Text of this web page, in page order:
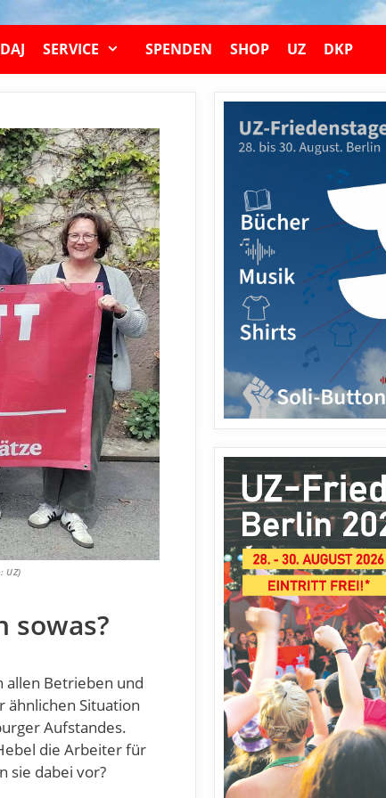
SERVICE SPENDEN SHOP UZ DKP
UZ)
sowas?
allen Betrieben und
Situation
Aufstandes.
die Arbeiter für
sie dabei vor?